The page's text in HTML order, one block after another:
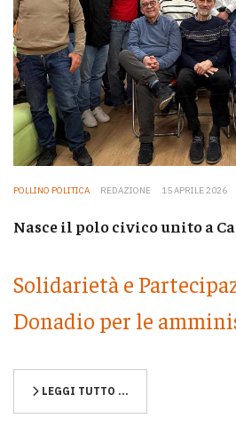
POLLINO POLITICA REDAZIONE 15 APRILE 2026
Nasce il polo civico unito a
Solidarietà e
Donadio per le
LEGGI TUTTO …